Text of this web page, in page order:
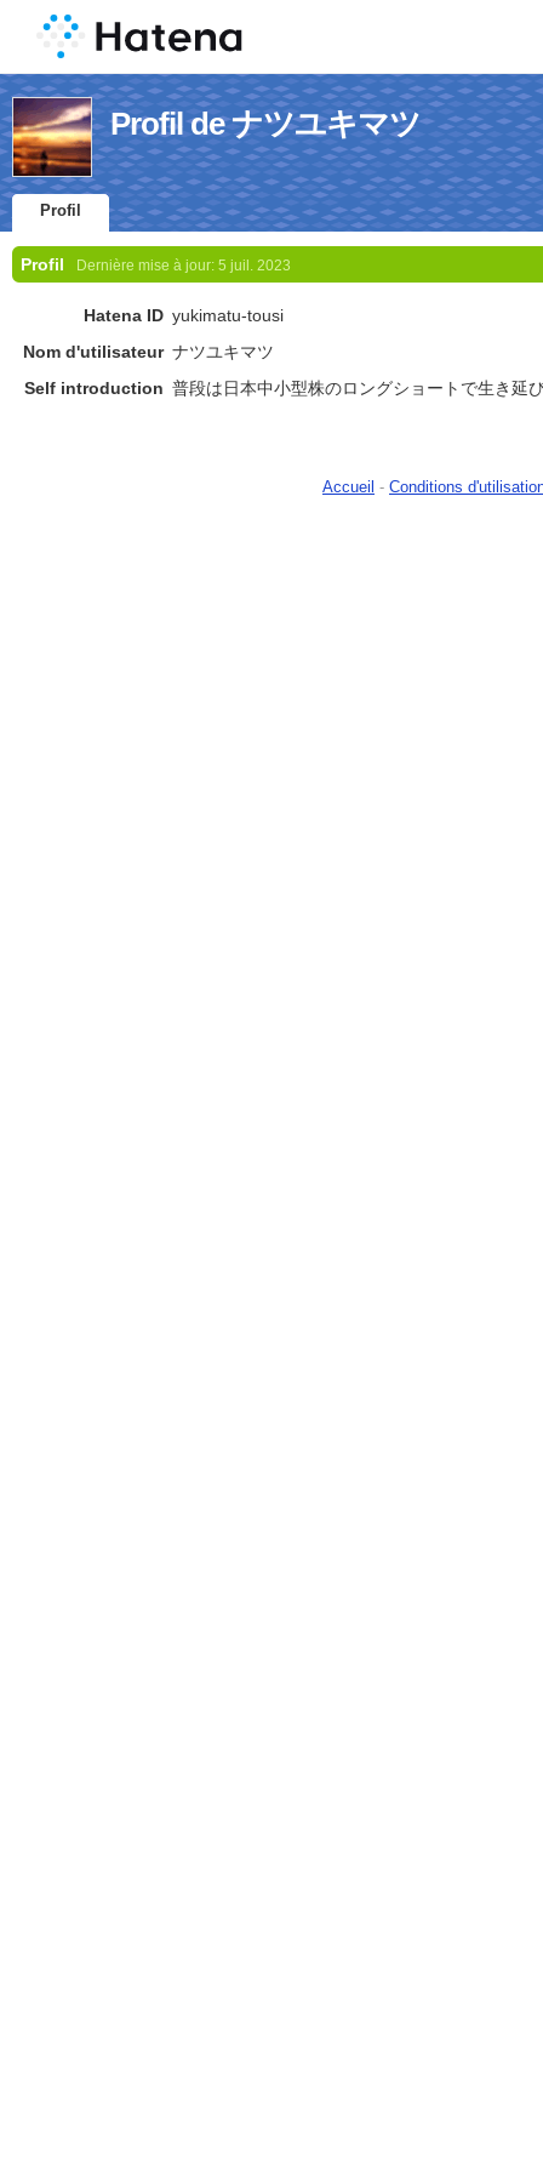
Profil de ナツユキマツ
Profil
Profil Dernière mise à jour: 5 juil. 2023
Hatena ID yukimatu-tousi
Nom d'utilisateur ナツユキマツ
Self introduction 普段は日本中小型株のロングショートで生き延
Accueil - Conditions